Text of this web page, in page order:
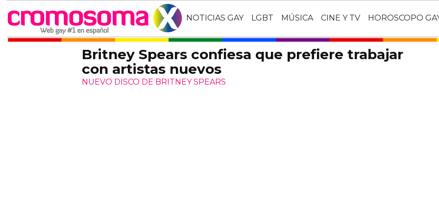
NOTICIAS GAY LGBT MÚSICA CINE Y TV HOROSCOPO
Britney Spears confiesa que prefiere trabajar
con artistas nuevos
NUEVO DISCO DE BRITNEY SPEARS